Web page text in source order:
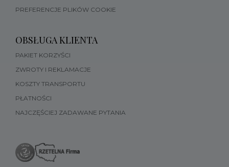
PREFERENCJE PLIKÓW COOKIE
OBSŁUGA KLIENTA
PAKIET KORZYŚCI
ZWROTY I REKLAMACJE
KOSZTY TRANSPORTU
PŁATNOŚCI
NAJCZĘŚCIEJ ZADAWANE PYTANIA